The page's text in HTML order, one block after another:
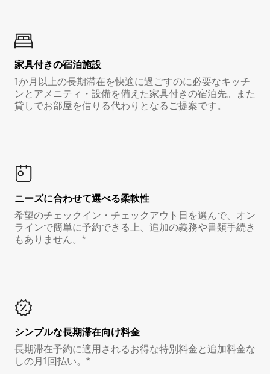
家具付き⁠の宿⁠泊⁠施⁠設
1か月以上の長期滞在を快適に過ごすのに必要なキッチ
ンとアメニティ・設備を備えた家具付きの宿泊先。また
貸しでお部屋を借りる代わりとなるご提案です。
ニーズに合わせて選べる柔軟性
希望のチェックイン・チェックアウト日を選んで、オン
ラインで簡単に予約できる上、追加の義務や書類手続き
もありません。*
シンプルな長期滞在向け料金
長期滞在予約に適用されるお得な特別料金と追加料金な
しの月1回払い。*